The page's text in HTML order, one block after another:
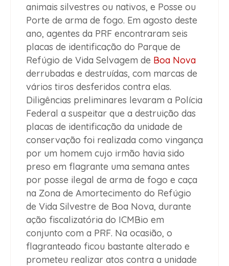
animais silvestres ou nativos, e Posse ou
Porte de arma de fogo. Em agosto deste
ano, agentes da PRF encontraram seis
placas de identificação do Parque de
Refúgio de Vida Selvagem de Boa Nova
derrubadas e destruídas, com marcas de
vários tiros desferidos contra elas.
Diligências preliminares levaram a Polícia
Federal a suspeitar que a destruição das
placas de identificação da unidade de
conservação foi realizada como vingança
por um homem cujo irmão havia sido
preso em flagrante uma semana antes
por posse ilegal de arma de fogo e caça
na Zona de Amortecimento do Refúgio
de Vida Silvestre de Boa Nova, durante
ação fiscalizatória do ICMBio em
conjunto com a PRF. Na ocasião, o
flagranteado ficou bastante alterado e
prometeu realizar atos contra a unidade